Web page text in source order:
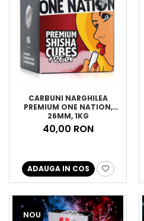
CARBUNI NARGHILEA
PREMIUM ONE NATION,
26MM, 1KG
40,00 RON
ADAUGA IN COS
NOU